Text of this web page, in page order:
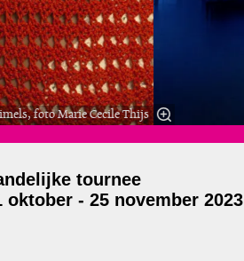
foto Marie Cecile Thijs
tournee
oktober - 25 november 2023